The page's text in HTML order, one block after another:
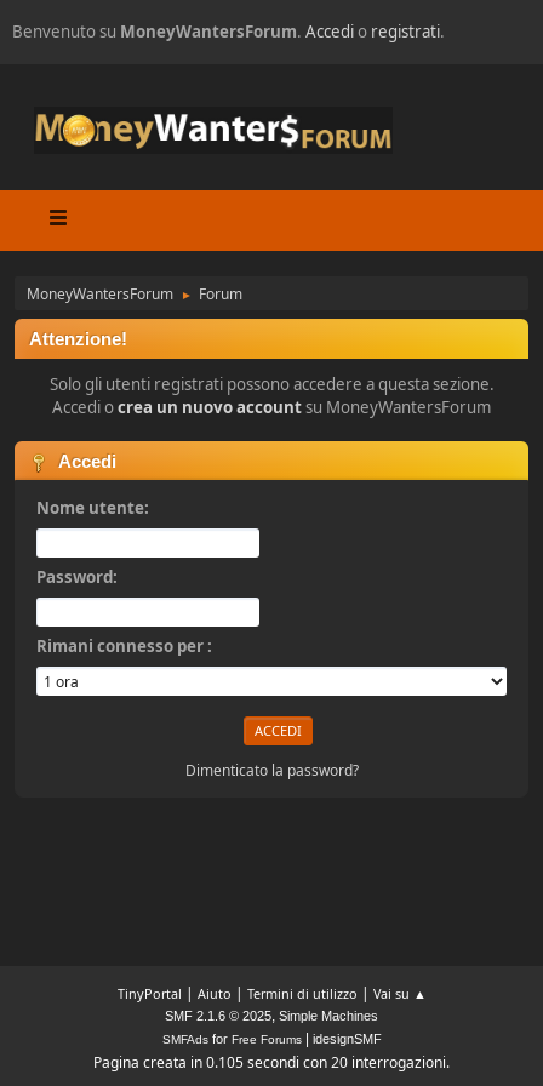
Benvenuto su MoneyWantersForum. Accedio registrati.
MoneyWantersForum ► Forum
Attenzione!
Solo gli utenti registrati possono accedere a questa sezione.
Accedi ocrea un nuovo accountsu MoneyWantersForum
Accedi
Nome utente:
Password:
Rimani connesso per :
Dimenticato la password?
TinyPortal | Aiuto | Termini di utilizzo | Vai su ▲
SMF 2.1.6 © 2025, Simple Machines
SMFAdsfor Free Forums| idesignSMF
Pagina creata in 0.105 secondi con 20 interrogazioni.